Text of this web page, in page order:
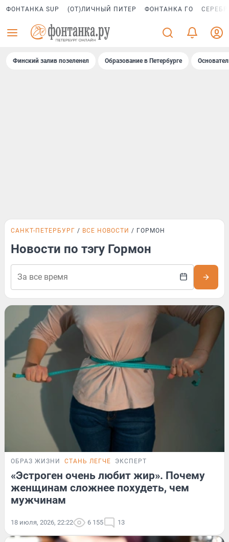
ФОНТАНКА SUP (ОТ)ЛИЧНЫЙ ПИТЕР ФОНТАНКА ГО
Финский залив позеленел Образование в Петербурге
САНКТ-ПЕТЕРБУРГ ВСЕ НОВОСТИ ГОРМОН
Новости по тэгу Гормон
ОБРАЗ ЖИЗНИ СТАНЬ ЛЕГЧЕ ЭКСПЕРТ
«Эстроген очень любит жир». Почему
женщинам сложнее похудеть, чем
мужчинам
18 июля, 2026, 22:22 6 155 13